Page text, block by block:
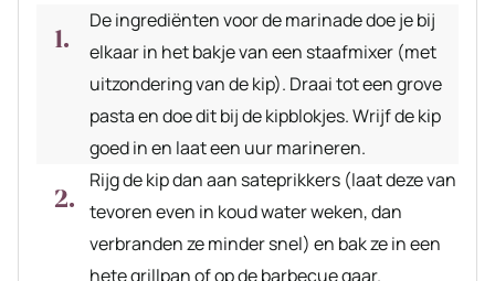
De ingrediënten voor de marinade doe je bij
elkaar in het bakje van een staafmixer (met
uitzondering van de kip). Draai tot een grove
pasta en doe dit bij de kipblokjes. Wrijf de kip
goed in en laat een uur marineren.
Rijg de kip dan aan sateprikkers (laat deze van
tevoren even in koud water weken, dan
verbranden ze minder snel) en bak ze in een
hete grillpan of op de barbecue gaar.